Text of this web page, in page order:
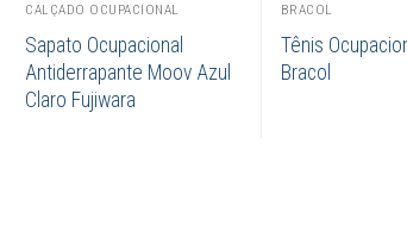
CALÇADO OCUPACIONAL
Sapato Ocupacional
Antiderrapante Moov Azul
Claro Fujiwara
BRACOL
Tênis
Bracol